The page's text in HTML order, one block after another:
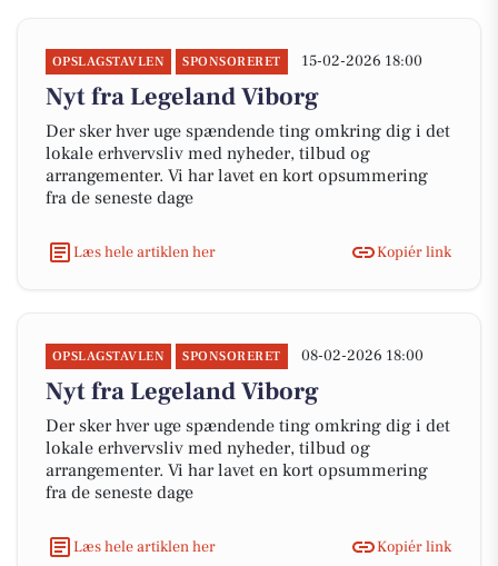
OPSLAGSTAVLEN SPONSORERET 15-02-2026 18:00
Nyt fra Legeland Viborg
Der sker hver uge spændende ting omkring dig i det
lokale erhvervsliv med nyheder, tilbud og
arrangementer. Vi har lavet en kort opsummering
fra de seneste dage
Læs hele artiklen her Kopiér link
OPSLAGSTAVLEN SPONSORERET 08-02-2026 18:00
Nyt fra Legeland Viborg
Der sker hver uge spændende ting omkring dig i det
lokale erhvervsliv med nyheder, tilbud og
arrangementer. Vi har lavet en kort opsummering
fra de seneste dage
Læs hele artiklen her Kopiér link